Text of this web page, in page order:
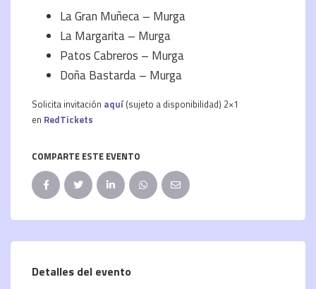
La Gran Muñeca – Murga
La Margarita – Murga
Patos Cabreros – Murga
Doña Bastarda – Murga
Solicita invitación aquí (sujeto a disponibilidad) 2×1
en RedTickets
COMPARTE ESTE EVENTO
Detalles del evento